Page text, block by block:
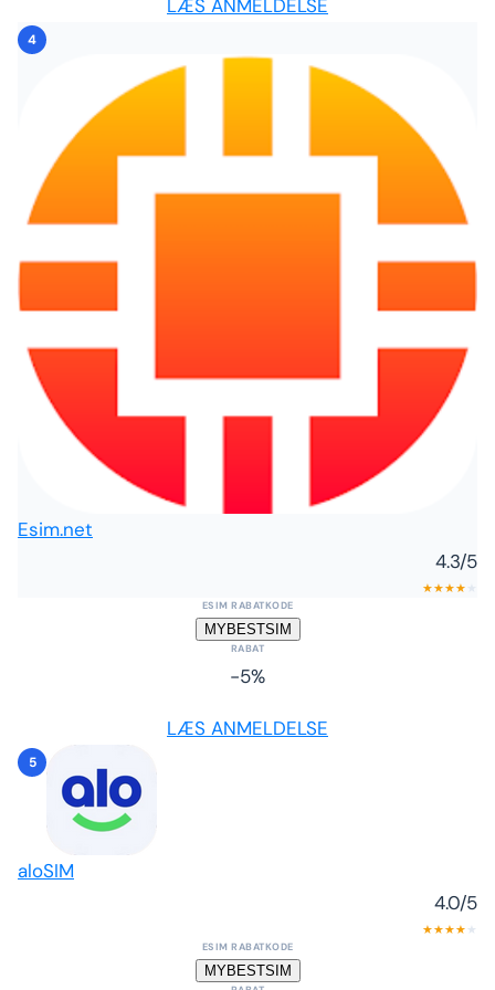
LÆS ANMELDELSE
4
Esim.net
4.3/5
★★★★
ESIM RABATKODE
MYBESTSIM
RABAT
-5%
LÆS ANMELDELSE
5
aloSIM
4.0/5
★★★★ ★
ESIM RABATKODE
MYBESTSIM